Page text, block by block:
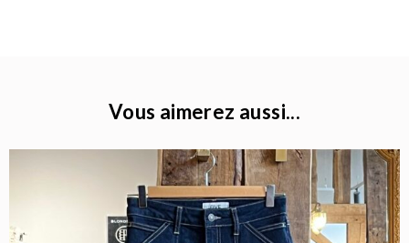
Vous aimerez aussi...